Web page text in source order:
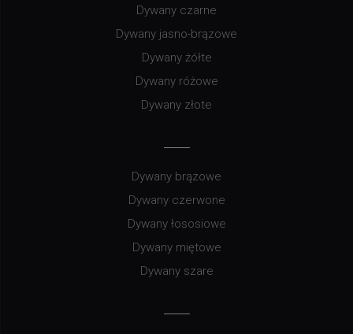
Dywany czarne
Dywany jasno-brązowe
Dywany żółte
Dywany różowe
Dywany złote
Dywany brązowe
Dywany czerwone
Dywany łososiowe
Dywany miętowe
Dywany szare